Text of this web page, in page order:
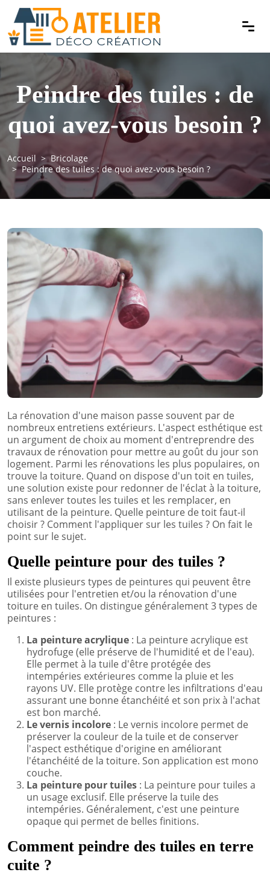
Peindre des tuiles : de
quoi avez-vous besoin ?
Accueil
Bricolage
Peindre des tuiles : de quoi avez-vous besoin ?
La rénovation d'une maison passe souvent par de
nombreux entretiens extérieurs. L'aspect esthétique est
un argument de choix au moment d'entreprendre des
travaux de rénovation pour mettre au goût du jour son
logement. Parmi les rénovations les plus populaires, on
trouve la toiture. Quand on dispose d'un toit en tuiles,
une solution existe pour redonner de l'éclat à la toiture,
sans enlever toutes les tuiles et les remplacer, en
utilisant de la peinture. Quelle peinture de toit faut-il
choisir ? Comment l'appliquer sur les tuiles ? On fait le
point sur le sujet.
Quelle peinture pour des tuiles ?
Il existe plusieurs types de peintures qui peuvent être
utilisées pour l'entretien et/ou la rénovation d'une
toiture en tuiles. On distingue généralement 3 types de
peintures :
La peinture acrylique : La peinture acrylique est
hydrofuge (elle préserve de l'humidité et de l'eau).
Elle permet à la tuile d'être protégée des
intempéries extérieures comme la pluie et les
rayons UV. Elle protège contre les infiltrations d'eau
assurant une bonne étanchéité et son prix à l'achat
est bon marché.
Le vernis incolore : Le vernis incolore permet de
préserver la couleur de la tuile et de conserver
l'aspect esthétique d'origine en améliorant
l'étanchéité de la toiture. Son application est mono
couche.
La peinture pour tuiles : La peinture pour tuiles a
un usage exclusif. Elle préserve la tuile des
intempéries. Généralement, c'est une peinture
opaque qui permet de belles finitions.
Comment peindre des tuiles en terre
cuite ?